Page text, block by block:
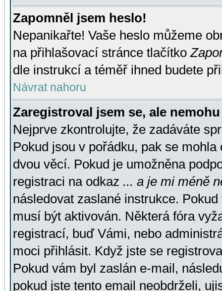
Zapomněl jsem heslo!
Nepanikařte! Vaše heslo můžeme
na přihlašovací stránce tlačítko
dle instrukcí a téměř ihned budete
Návrat nahoru
Zaregistroval jsem se, ale
Nejprve zkontrolujte, že zadáváte
Pokud jsou v pořádku, pak se
dvou věcí. Pokud je umožněna
registraci na odkaz ... a je mi méně
následovat zaslané instrukce.
musí být aktivován. Některá fóra
registrací, buď Vámi, nebo
moci přihlásit. Když jste se
Pokud vám byl zaslán e-mail,
pokud jste tento email neobdrželi,